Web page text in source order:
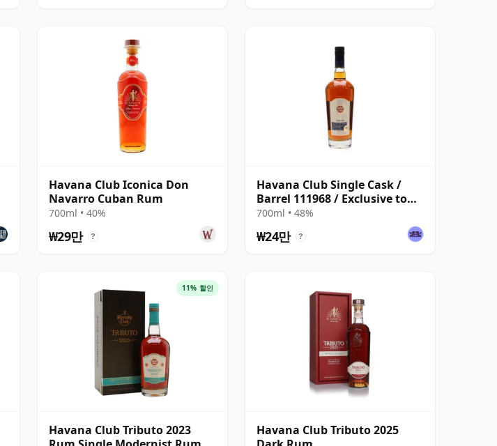
Havana Club Iconica Don
Navarro Cuban Rum
700ml • 40%
₩29만 ?
Havana Club Single Cask /
Barrel 111968 / Exclusive to
The Whisky Exchange
700ml • 48%
₩24만 ?
11% 할인
Havana Club Tributo 2023
Havana Club Tributo 2025